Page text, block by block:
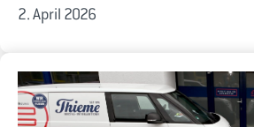
2. April 2026